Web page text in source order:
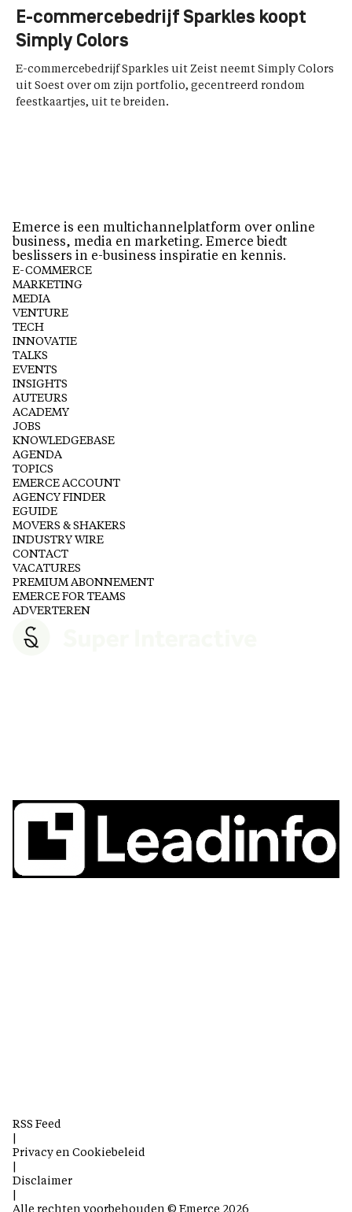
E-commercebedrijf Sparkles koopt
Simply Colors
E-commercebedrijf Sparkles uit Zeist neemt Simply Colors
uit Soest over om zijn portfolio, gecentreerd rondom
feestkaartjes, uit te breiden.
Emerce is een multichannelplatform over online
business, media en marketing. Emerce biedt
beslissers in e-business inspiratie en kennis.
E-COMMERCE
MARKETING
MEDIA
VENTURE
TECH
INNOVATIE
TALKS
EVENTS
INSIGHTS
AUTEURS
ACADEMY
JOBS
KNOWLEDGEBASE
AGENDA
TOPICS
EMERCE ACCOUNT
AGENCY FINDER
EGUIDE
MOVERS & SHAKERS
INDUSTRY WIRE
CONTACT
VACATURES
PREMIUM ABONNEMENT
EMERCE FOR TEAMS
ADVERTEREN
RSS Feed
Privacy en Cookiebeleid
Disclaimer